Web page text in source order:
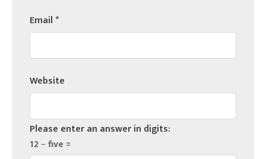
Email*
Website
Please enter an answer in digits:
12 − five =